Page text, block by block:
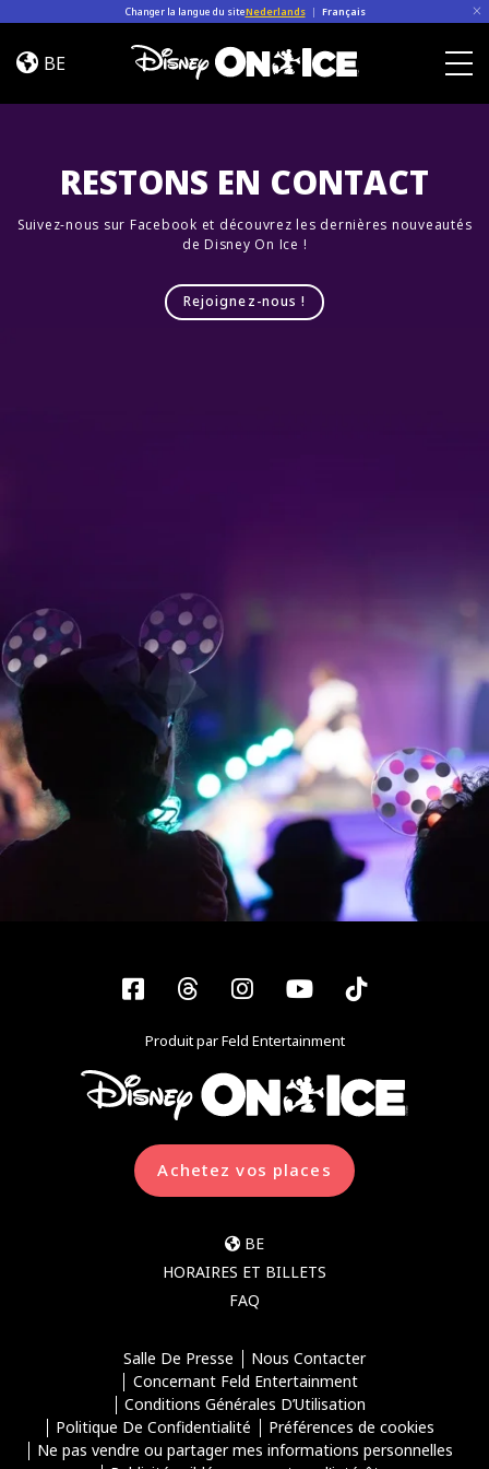
Changer la langue du siteNederlands | Français
Magic
In
Stars
BE
RESTONS EN CONTACT
Suivez-nous sur Facebook et découvrez les dernières nouveautés
de Disney On Ice !
Rejoignez-nous !
Facebook
ThreadsInstagram
YouTubeTiktok
Produit par Feld Entertainment
Achetez vos places
BE
HORAIRES ET BILLETS
FAQ
Salle De Presse
Nous Contacter
Concernant Feld Entertainment
Conditions Générales D’Utilisation
Politique De Confidentialité
Préférences de cookies
Ne pas vendre ou partager mes informations personnelles